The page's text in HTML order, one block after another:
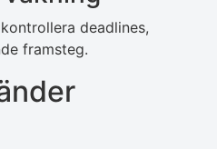
deadlines,
framsteg.